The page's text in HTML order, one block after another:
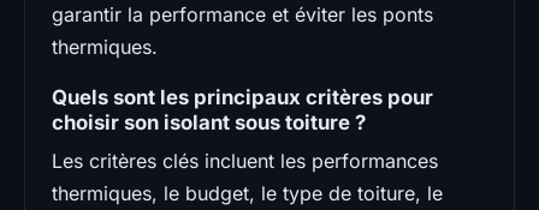
garantir la performance et éviter les ponts
thermiques.
Quels sont les principaux critères pour
choisir son isolant sous toiture ?
Les critères clés incluent les performances
thermiques, le budget, le type de toiture, le